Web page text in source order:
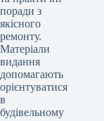
поради з
якісного
ремонту.
Матеріали
видання
допомагають
орієнтуватися
в
будівельному